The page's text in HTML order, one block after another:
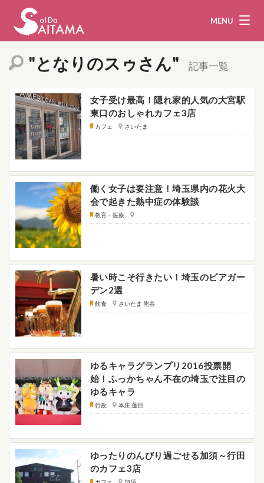
MENU
娯楽・観光 飲食
企業・団体
行政
地域から探す
募集！ お問い合わせ
運営団体
"となりのスゥさん" 記事一覧
女子受け最高！隠れ家的人気の大宮駅
東口のおしゃれカフェ3店
カフェ さいたま
働く女子は要注意！埼玉県内の花火大
会で起きた熱中症の体験談
教育・医療
暑い時こそ行きたい！埼玉のビアガー
デン2選
飲食 さいたま 熊谷
ゆるキャラグランプリ2016投票開
始！ふっかちゃん不在の埼玉で注目の
ゆるキャラ
行政 本庄 蓮田
ゆったりのんびり過ごせる加須～行田
のカフェ3店